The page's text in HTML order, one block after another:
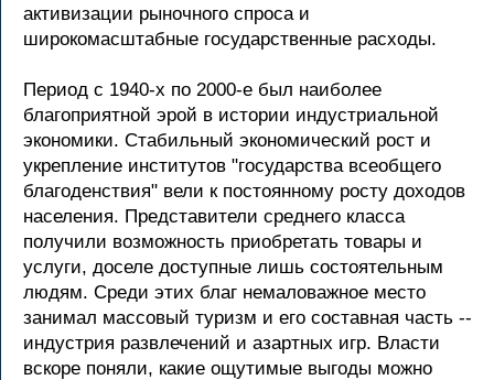
активизации рыночного спроса и
широкомасштабные государственные расходы.
Период с 1940-х по 2000-е был наиболее
благоприятной эрой в истории индустриальной
экономики. Стабильный экономический рост и
укрепление институтов "государства всеобщего
благоденствия" вели к постоянному росту доходов
населения. Представители среднего класса
получили возможность приобретать товары и
услуги, доселе доступные лишь состоятельным
людям. Среди этих благ немаловажное место
занимал массовый туризм и его составная часть --
индустрия развлечений и азартных игр. Власти
вскоре поняли, какие ощутимые выгоды можно